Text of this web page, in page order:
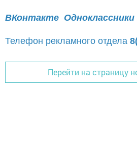
ВКонтакте Одноклассники
Телефон рекламного отдела
Перейти на страницу